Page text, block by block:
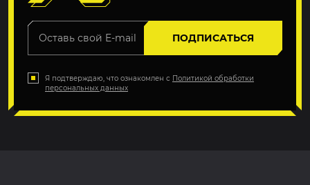
ПОДПИСАТЬСЯ
Я подтверждаю, что ознакомлен с Политикой обработки
персональных данных